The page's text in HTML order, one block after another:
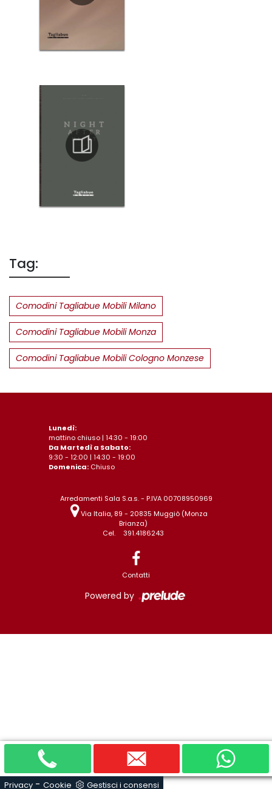
Tag:
Comodini Tagliabue Mobili Milano
Comodini Tagliabue Mobili Monza
Comodini Tagliabue Mobili Cologno Monzese
Lunedì:
mattino chiuso | 14:30 - 19:00
Da Martedì a Sabato:
9:30 - 12:00 | 14:30 - 19:00
Domenica: Chiuso
Arredamenti Sala S.a.s. - P.IVA 00708950969
Via Italia, 89 - 20835 Muggiò (Monza
Brianza)
Cel.
391.4186243
Contatti
Powered by
Privacy - Cookie Gestisci i consensi